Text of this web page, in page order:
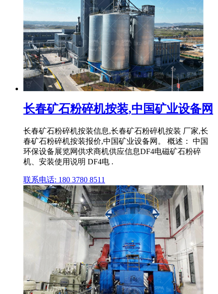
长春矿石粉碎机按装,中国矿业设备网
长春矿石粉碎机按装信息,长春矿石粉碎机按装 厂家,长
春矿石粉碎机按装报价,中国矿业设备网。 概述： 中国
环保设备展览网供求商机供应信息DF4电磁矿石粉碎
机、安装使用说明 DF4电 .
联系电话: 180 3780 8511